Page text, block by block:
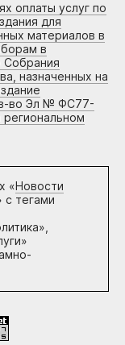
оплаты услуг по
для
материалов в
в
Собрания
назначенных на
во Эл № ФС77-
«Новости
с тегами